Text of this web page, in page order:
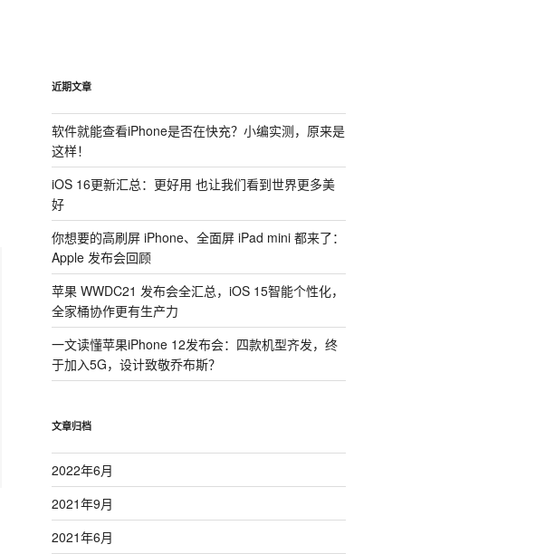
近期文章
软件就能查看iPhone是否在快充？小编实测，原来是
这样！
iOS 16更新汇总：更好用 也让我们看到世界更多美
好
你想要的高刷屏 iPhone、全面屏 iPad mini 都来了：
Apple 发布会回顾
苹果 WWDC21 发布会全汇总，iOS 15智能个性化，
全家桶协作更有生产力
一文读懂苹果iPhone 12发布会：四款机型齐发，终
于加入5G，设计致敬乔布斯？
文章归档
2022年6月
2021年9月
2021年6月